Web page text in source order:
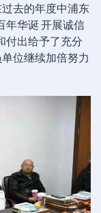
去的年度中浦东
年华诞 开展诚信
付出给予了充分
位继续加倍努力